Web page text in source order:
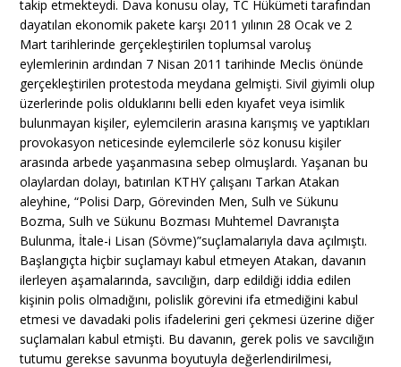
takip etmekteydi. Dava konusu olay, TC Hükümeti tarafından
dayatılan ekonomik pakete karşı 2011 yılının 28 Ocak ve 2
Mart tarihlerinde gerçekleştirilen toplumsal varoluş
eylemlerinin ardından 7 Nisan 2011 tarihinde Meclis önünde
gerçekleştirilen protestoda meydana gelmişti. Sivil giyimli olup
üzerlerinde polis olduklarını belli eden kıyafet veya isimlik
bulunmayan kişiler, eylemcilerin arasına karışmış ve yaptıkları
provokasyon neticesinde eylemcilerle söz konusu kişiler
arasında arbede yaşanmasına sebep olmuşlardı. Yaşanan bu
olaylardan dolayı, batırılan KTHY çalışanı Tarkan Atakan
aleyhine, “Polisi Darp, Görevinden Men, Sulh ve Sükunu
Bozma, Sulh ve Sükunu Bozması Muhtemel Davranışta
Bulunma, İtale-i Lisan (Sövme)”suçlamalarıyla dava açılmıştı.
Başlangıçta hiçbir suçlamayı kabul etmeyen Atakan, davanın
ilerleyen aşamalarında, savcılığın, darp edildiği iddia edilen
kişinin polis olmadığını, polislik görevini ifa etmediğini kabul
etmesi ve davadaki polis ifadelerini geri çekmesi üzerine diğer
suçlamaları kabul etmişti. Bu davanın, gerek polis ve savcılığın
tutumu gerekse savunma boyutuyla değerlendirilmesi,